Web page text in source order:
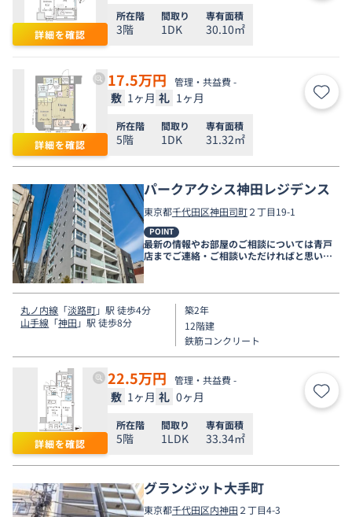
詳細を確認
所在階
3階
間取り
1DK
専有面積
30.10㎡
詳細を確認
17.5万円 管理・共益費 -
敷 1ヶ月 礼 1ヶ月 お気
所在階
5階
間取り
1DK
専有面積
31.32㎡
パークアクシス神田レジデンス
東京都千代田区神田司町２丁目19-1
POINT
最新の情報やお部屋のご相談については青戸
店までご連絡・ご相談いただければと思いま
す。
丸ノ内線 「淡路町」駅 徒歩4分
山手線 「神田 」駅 徒歩8分
築2年
12階建
鉄筋コンクリート
詳細を確認
22.5万円 管理・共益費 -
敷 1ヶ月 礼 0ヶ月 お気
所在階
5階
間取り
1LDK
専有面積
33.34㎡
グランジット大手町
東京都千代田区内神田 ２丁目4-3